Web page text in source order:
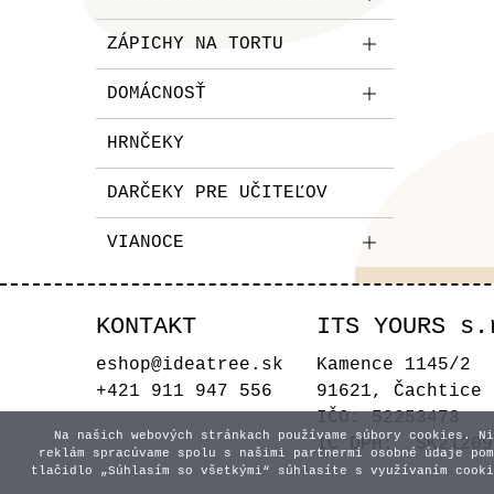
ZÁPICHY NA TORTU
DOMÁCNOSŤ
HRNČEKY
DARČEKY PRE UČITEĽOV
VIANOCE
KONTAKT
eshop@ideatree.sk
+421 911 947 556
ITS YOURS
Kamence 1145/2
91621, Čachtice
IČO: 52253473
IČ DPH:
Na našich webových stránkach používame súbory
reklám spracúvame spolu s našimi partnermi osobné údaje
tlačidlo „Súhlasím so všetkými“ súhlasíte s využívaním